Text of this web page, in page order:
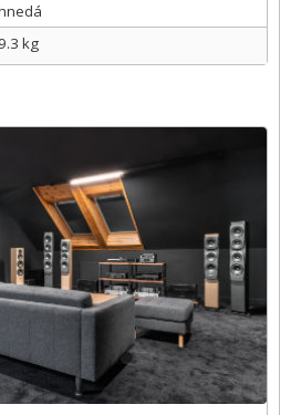
9.3 kg